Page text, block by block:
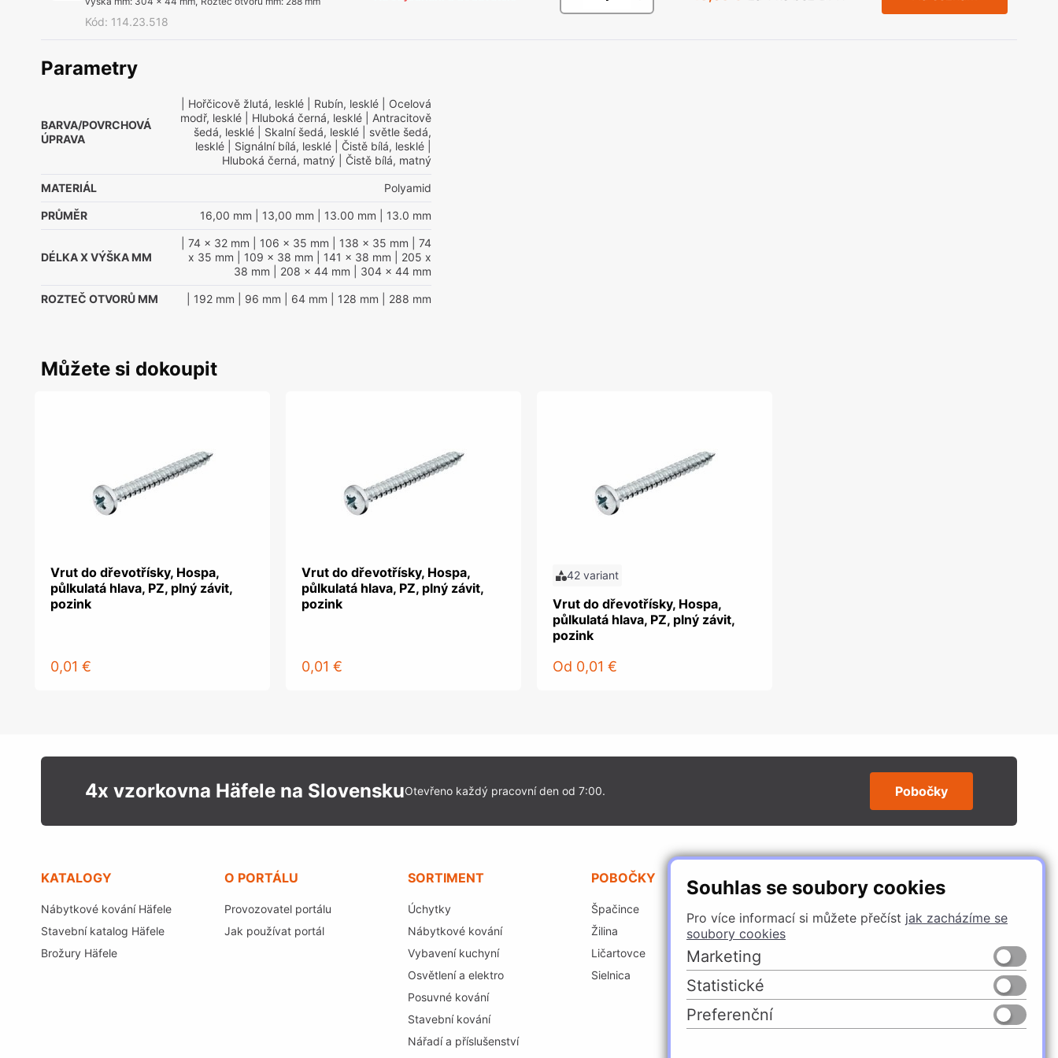
Souhlas se soubory cookies
Pro více informací si můžete přečíst jak zacházíme se
soubory cookies
Marketing
Statistické
Preferenční
Kód: 114.23.518
Parametry
BARVA/POVRCHOVÁ
ÚPRAVA
| Hořčicově žlutá, lesklé | Rubín, lesklé | Ocelová
modř, lesklé | Hluboká černá, lesklé | Antracitově
šedá, lesklé | Skalní šedá, lesklé | světle šedá,
lesklé | Signální bílá, lesklé | Čistě bílá, lesklé
Hluboká černá, matný | Čistě bílá, matný
MATERIÁL Polyamid
PRŮMĚR 16,00 mm | 13,00 mm | 13.00 mm | 13.0 mm
DÉLKA X VÝŠKA MM
| 74 x 32 mm | 106 x 35 mm | 138 x 35 mm | 74
x 35 mm | 109 x 38 mm | 141 x 38 mm | 205 x
38 mm | 208 x 44 mm | 304 x 44 mm
ROZTEČ OTVORŮ MM | 192 mm | 96 mm | 64 mm | 128 mm | 288 mm
Můžete si dokoupit
Vrut do dřevotřísky, Hospa,
půlkulatá hlava, PZ, plný závit,
pozink
0,01 €
Vrut do dřevotřísky, Hospa,
půlkulatá hlava, PZ, plný závit,
pozink
0,01 €
42 variant
Vrut do dřevotřísky, Hospa,
půlkulatá hlava, PZ, plný závit,
pozink
Od 0,01 €
4x vzorkovna Häfele na SlovenskuOtevřeno každý pracovní den od 7:00. Pobočky
KATALOGY
Nábytkové kování Häfele
Stavební katalog Häfele
Brožury Häfele
O PORTÁLU
Provozovatel portálu
Jak používat portál
SORTIMENT
Úchytky
Nábytkové kování
Vybavení kuchyní
Osvětlení a elektro
Posuvné kování
Stavební kování
Nářadí a příslušenství
POBOČKY
Špačince
Žilina
Ličartovce
Sielnica
SLEDUJTE NÁS
Česko Slovensko